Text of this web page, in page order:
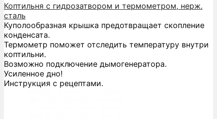
Коптильня с гидрозатвором и термометром, нерж.
сталь
Куполообразная крышка предотвращает скопление
конденсата.
Термометр поможет отследить температуру внутри
коптильни.
Возможно подключение дымогенератора.
Усиленное дно!
Инструкция с рецептами.